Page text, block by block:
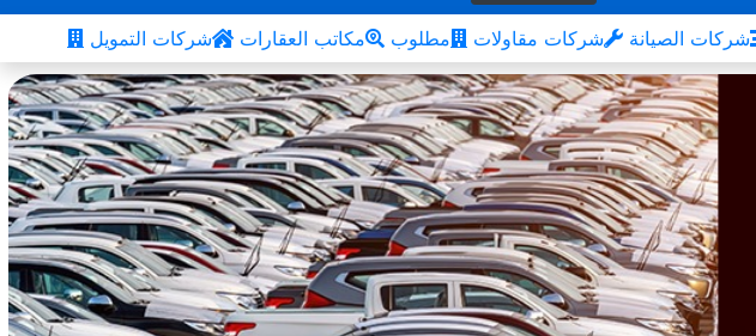
شركات التمويل مكاتب العقارات مطلوب شركات مقاولات شركات الصيانة